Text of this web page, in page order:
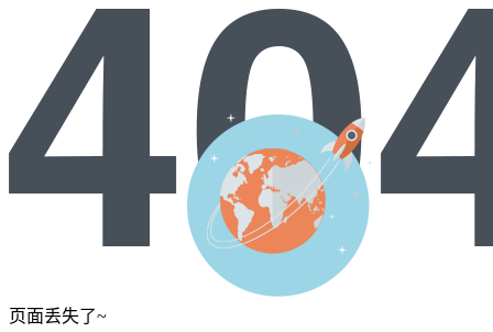
页面丢失了~